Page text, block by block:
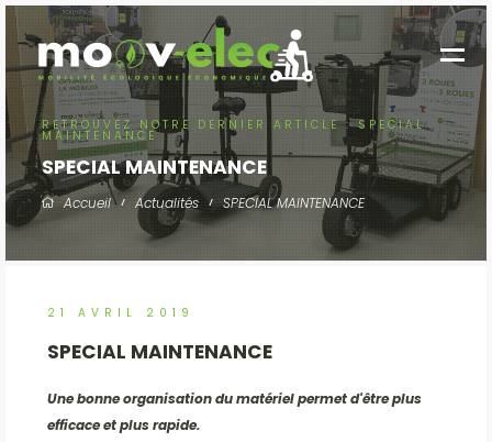
RETROUVEZ NOTRE DERNIER ARTICLE : SPECIAL
MAINTENANCE
SPECIAL MAINTENANCE
Accueil Actualités SPECIAL MAINTENANCE
21 AVRIL 2019
SPECIAL MAINTENANCE
Une bonne organisation du matériel permet d'être plus
efficace et plus rapide.